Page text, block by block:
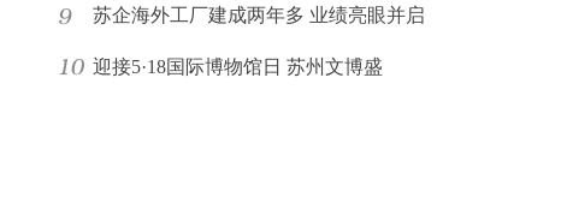
苏企海外工厂建成两年多 业绩亮眼并启
迎接5·18国际博物馆日 苏州文博盛